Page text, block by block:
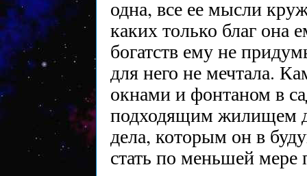
одна, все ее мысли
каких только благ она
богатств ему не
для него не мечтала.
окнами и фонтаном в
подходящим жилищем
дела, которым он в
стать по меньшей